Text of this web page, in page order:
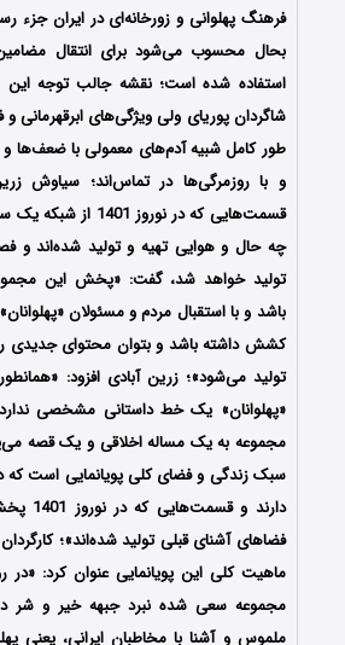
فرهنگ پهلوانی و زورخانه‌ای در ایران جزء
بحال محسوب می‌شود برای انتقال مضامین
استفاده شده است؛ نقشه جالب توجه
شاگردان پوریای ولی ویژگی‌های ابرقهرمانی و
طور کامل شبیه آدم‌های معمولی با ضعف‌ها
و با روزمرگی‌ها در تماس‌اند؛ سیاوش
قسمت‌هایی که در
چه حال و هوایی تهیه و تولید شده‌اند و
تولید خواهد شد، گفت: «پخش این
باشد و با استقبال مردم و مسئولان
کشش داشته باشد و بتوان محتوای جدیدی را
تولید می‌شود»؛ زرین آبادی افزود:
«پهلوانان» یک خط داستانی مشخصی
مجموعه به یک مساله اخلاقی و یک قصه
سبک زندگی و فضای کلی پویانمایی است که
دارند
فضاهای آشنای قبلی تولید شده‌اند»؛ کارگردان
ماهیت کلی این پویانمایی عنوان کرد: «در
مجموعه سعی شده نبرد جبهه خیر و شر
ملموس و آشنا با مخاطبان ایرانی، یعنی